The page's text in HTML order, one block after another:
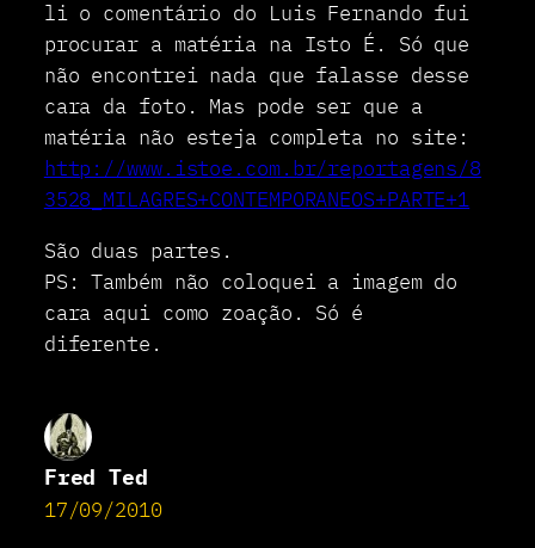
li o comentário do Luis Fernando fui
procurar a matéria na Isto É. Só que
não encontrei nada que falasse desse
cara da foto. Mas pode ser que a
matéria não esteja completa no site:
http://www.istoe.com.br/reportagens/8
3528_MILAGRES+CONTEMPORANEOS+PARTE+1
São duas partes.
PS: Também não coloquei a imagem do
cara aqui como zoação. Só é
diferente.
Fred Ted
17/09/2010